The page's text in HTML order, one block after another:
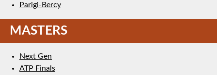
Parigi-Bercy
MASTERS
Next Gen
ATP Finals